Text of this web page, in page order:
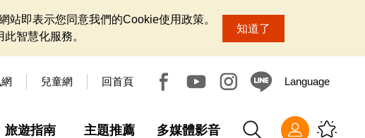
即表示您同意我們的Cookie使用政策。
智慧化服務。
知道了
兒童網 回首頁 Language
旅遊指南 主題推薦 多媒體影音